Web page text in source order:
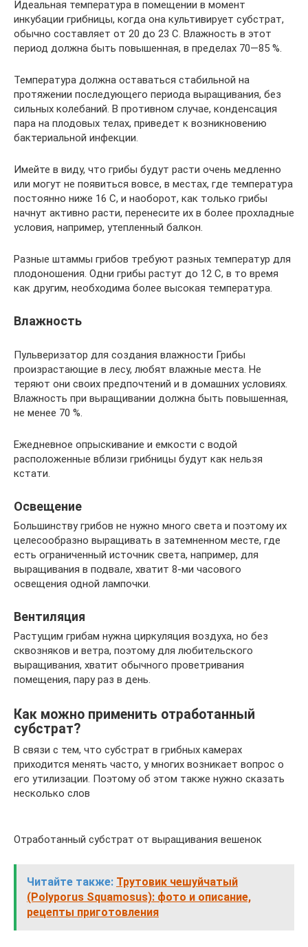
Идеальная температура в помещении в момент
инкубации грибницы, когда она культивирует субстрат,
обычно составляет от 20 до 23 С. Влажность в этот
период должна быть повышенная, в пределах 70—85 %.
Температура должна оставаться стабильной на
протяжении последующего периода выращивания, без
сильных колебаний. В противном случае, конденсация
пара на плодовых телах, приведет к возникновению
бактериальной инфекции.
Имейте в виду, что грибы будут расти очень медленно
или могут не появиться вовсе, в местах, где температура
постоянно ниже 16 С, и наоборот, как только грибы
начнут активно расти, перенесите их в более прохладные
условия, например, утепленный балкон.
Разные штаммы грибов требуют разных температур для
плодоношения. Одни грибы растут до 12 С, в то время
как другим, необходима более высокая температура.
Влажность
Пульверизатор для создания влажности Грибы
произрастающие в лесу, любят влажные места. Не
теряют они своих предпочтений и в домашних условиях.
Влажность при выращивании должна быть повышенная,
не менее 70 %.
Ежедневное опрыскивание и емкости с водой
расположенные вблизи грибницы будут как нельзя
кстати.
Освещение
Большинству грибов не нужно много света и поэтому их
целесообразно выращивать в затемненном месте, где
есть ограниченный источник света, например, для
выращивания в подвале, хватит 8-ми часового
освещения одной лампочки.
Вентиляция
Растущим грибам нужна циркуляция воздуха, но без
сквозняков и ветра, поэтому для любительского
выращивания, хватит обычного проветривания
помещения, пару раз в день.
Как можно применить отработанный
субстрат?
В связи с тем, что субстрат в грибных камерах
приходится менять часто, у многих возникает вопрос о
его утилизации. Поэтому об этом также нужно сказать
несколько слов
Отработанный субстрат от выращивания вешенок
Читайте также: Трутовик чешуйчатый
(Polyporus Squamosus): фото и описание,
рецепты приготовления